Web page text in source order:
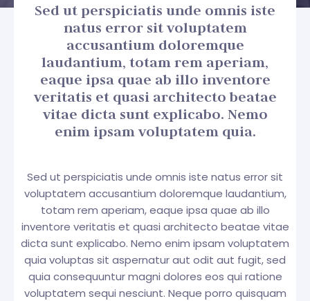
Sed ut perspiciatis unde omnis iste
natus error sit voluptatem
accusantium doloremque
laudantium, totam rem aperiam,
eaque ipsa quae ab illo inventore
veritatis et quasi architecto beatae
vitae dicta sunt explicabo. Nemo
enim ipsam voluptatem quia.
Sed ut perspiciatis unde omnis iste natus error sit
voluptatem accusantium doloremque laudantium,
totam rem aperiam, eaque ipsa quae ab illo
inventore veritatis et quasi architecto beatae vitae
dicta sunt explicabo. Nemo enim ipsam voluptatem
quia voluptas sit aspernatur aut odit aut fugit, sed
quia consequuntur magni dolores eos qui ratione
voluptatem sequi nesciunt. Neque porro quisquam